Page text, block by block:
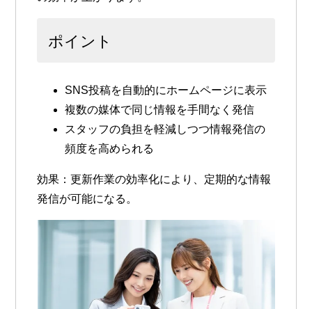
ポイント
SNS投稿を自動的にホームページに表示
複数の媒体で同じ情報を手間なく発信
スタッフの負担を軽減しつつ情報発信の
頻度を高められる
効果 ：更新作業の効率化により、定期的な情報
発信が可能になる。